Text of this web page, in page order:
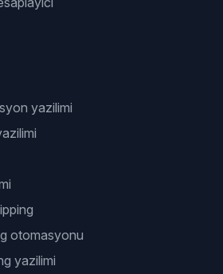
yazilimi
otomasyonu
yazilimi